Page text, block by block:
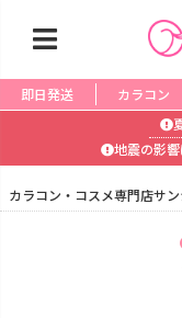
即日発送 カラコン
地震の影
カラコン・コスメ専門店サン